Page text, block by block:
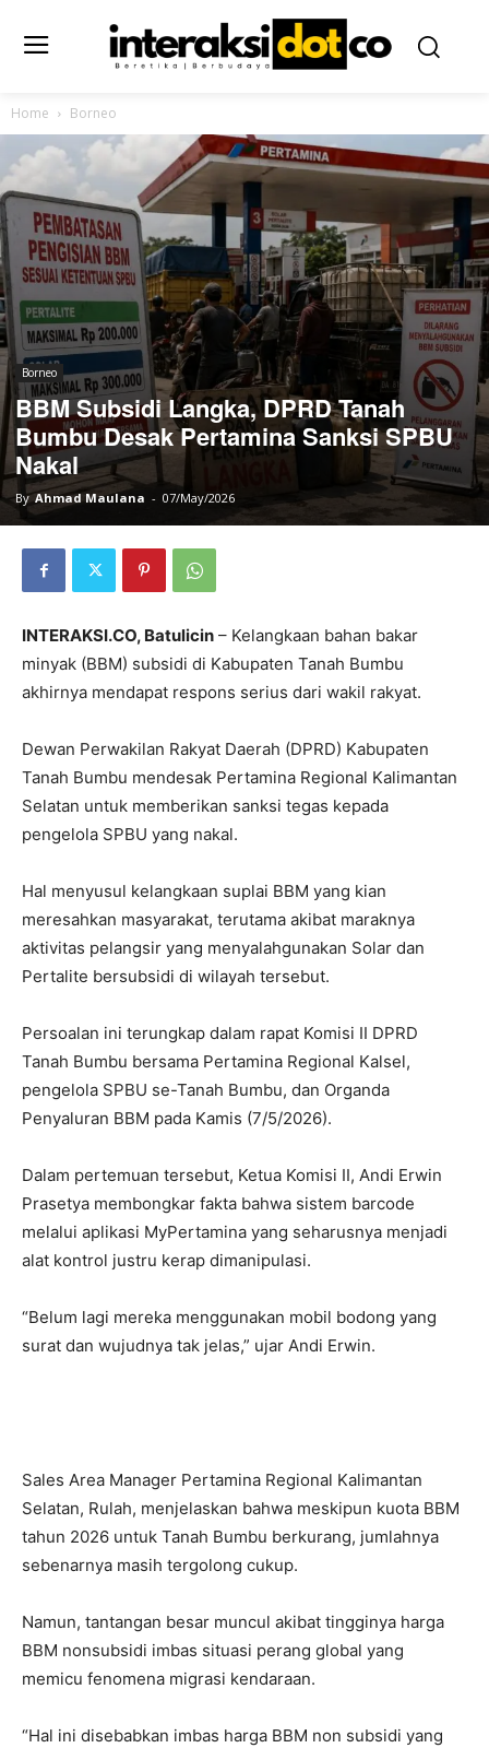
Home Borneo
Borneo
BBM Subsidi Langka, DPRD Tanah
Bumbu Desak Pertamina Sanksi SPBU
Nakal
By Ahmad Maulana - 07/May/2026
INTERAKSI.CO, Batulicin – Kelangkaan bahan bakar
minyak (BBM) subsidi di Kabupaten Tanah Bumbu
akhirnya mendapat respons serius dari wakil rakyat.
Dewan Perwakilan Rakyat Daerah (DPRD) Kabupaten
Tanah Bumbu mendesak Pertamina Regional Kalimantan
Selatan untuk memberikan sanksi tegas kepada
pengelola SPBU yang nakal.
Hal menyusul kelangkaan suplai BBM yang kian
meresahkan masyarakat, terutama akibat maraknya
aktivitas pelangsir yang menyalahgunakan Solar dan
Pertalite bersubsidi di wilayah tersebut.
Persoalan ini terungkap dalam rapat Komisi II DPRD
Tanah Bumbu bersama Pertamina Regional Kalsel,
pengelola SPBU se-Tanah Bumbu, dan Organda
Penyaluran BBM pada Kamis (7/5/2026).
Dalam pertemuan tersebut, Ketua Komisi II, Andi Erwin
Prasetya membongkar fakta bahwa sistem barcode
melalui aplikasi MyPertamina yang seharusnya menjadi
alat kontrol justru kerap dimanipulasi.
“Belum lagi mereka menggunakan mobil bodong yang
surat dan wujudnya tak jelas,” ujar Andi Erwin.
Sales Area Manager Pertamina Regional Kalimantan
Selatan, Rulah, menjelaskan bahwa meskipun kuota BBM
tahun 2026 untuk Tanah Bumbu berkurang, jumlahnya
sebenarnya masih tergolong cukup.
Namun, tantangan besar muncul akibat tingginya harga
BBM nonsubsidi imbas situasi perang global yang
memicu fenomena migrasi kendaraan.
“Hal ini disebabkan imbas harga BBM non subsidi yang